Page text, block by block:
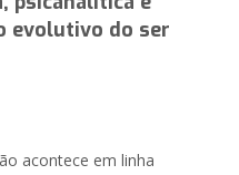
evolutivo do ser
acontece em linha